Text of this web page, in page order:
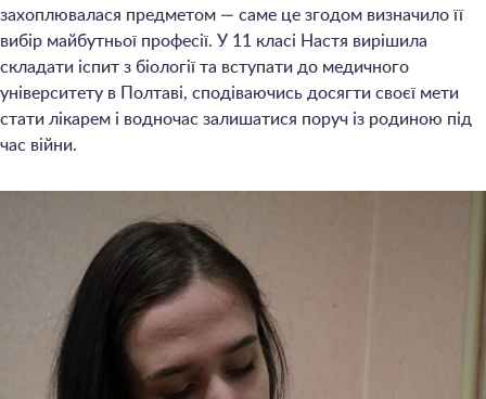
захоплювалася предметом — саме це згодом визначило її
вибір майбутньої професії. У 11 класі Настя вирішила
складати іспит з біології та вступати до медичного
університету в Полтаві, сподіваючись досягти своєї мети
стати лікарем і водночас залишатися поруч із родиною під
час війни.